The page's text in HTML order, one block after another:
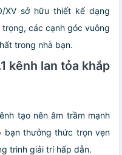
XV sở hữu thiết kế dạng
các cạnh góc vuông
trong nhà bạn.
kênh lan tỏa khắp
tạo nên âm trầm mạnh
bạn thưởng thức trọn vẹn
trình giải trí hấp dẫn.